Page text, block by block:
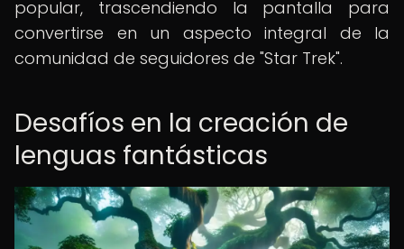
popular, trascendiendo la pantalla para
convertirse en un aspecto integral de la
comunidad de seguidores de "Star Trek".
Desafíos en la creación de
lenguas fantásticas